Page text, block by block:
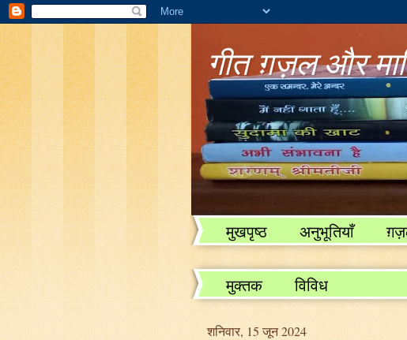
गीत ग़ज़ल और
मुखपृष्ठ अनुभूतियाँ
विविध
मुक्तक
विविध
शनिवार, 15 जून 2024